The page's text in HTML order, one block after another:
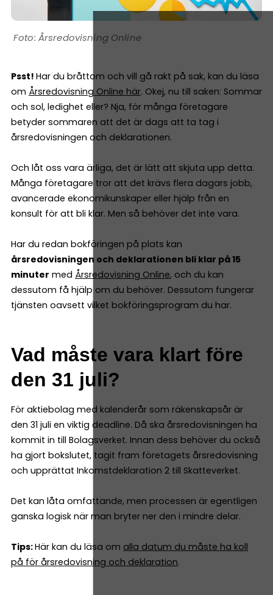
Årsredovisning Online
Psst! Har du bråttom och vill gå rakt på sak, kan du läsa
om Årsredovisning Online här. Okej, nu till saken: Sommar
och sol, ledighet eller? Nja, för många företagare
betyder sommaren att det är dags att ta tag i
årsredovisningen och deklarationen.
Och låt oss vara ärliga, det är lätt att skjuta upp detta.
Många företagare tror att det krävs flera dagars jobb,
avancerade ekonomikunskaper eller hjälp från en
konsult för att bli klar. Men så behöver det inte vara.
Har du redan bokföringen på plats kan
årsredovisningen och deklarationen bli klar på 15
minuter med Årsredovisning Online, och du kan
dessutom få hjälp om du behöver. Dessutom fungerar
tjänsten oavsett vilket bokföringsprogram du har.
Vad måste vara klart före
den 31 juli?
För aktiebolag med kalenderår som räkenskapsår är
den 31 juli en viktig deadline. Då ska årsredovisningen ha
kommit in till Bolagsverket. Innan dess behöver du också
ha gjort bokslutet, tagit fram företagets årsredovisning
och upprättat Inkomstdeklaration 2 till Skatteverket.
Det kan låta omfattande, men processen är egentligen
ganska logisk när man bryter ner den i mindre delar.
Tips:Här kan du läsa om alla datum du måste ha koll
på för årsredovisning och deklaration.